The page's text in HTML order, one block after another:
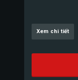
Xem chi tiết